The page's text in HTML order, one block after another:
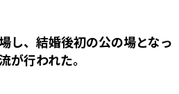
し、結婚後初の公の場となっ
が行われた。